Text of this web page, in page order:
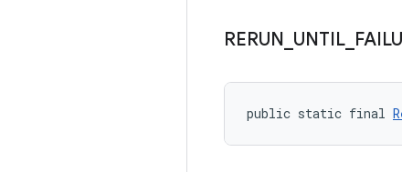
RERUN UNTIL
public static final